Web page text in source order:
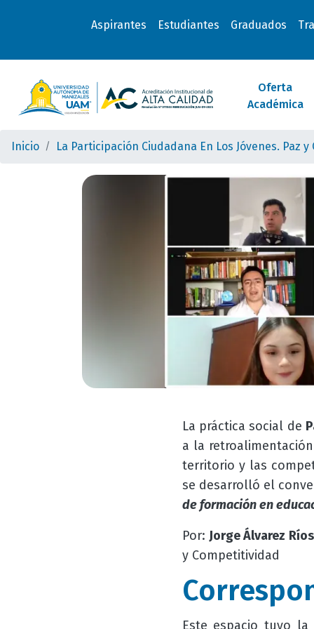
Aspirantes Estudiantes Graduados
Oferta
Académica
Inicio La Participación Ciudadana En Los Jóvenes. Paz
La práctica social de
a la
territorio y las
se desarrolló el
de formación en
Por: Jorge Álvarez Ríos
y Competitividad
Este espacio tuvo